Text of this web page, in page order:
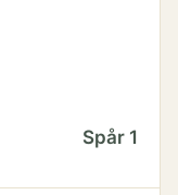
Spår 1